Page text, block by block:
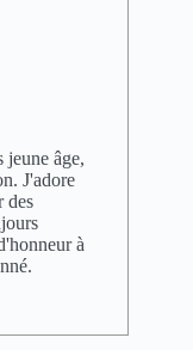
jeune âge,
J'adore
des
à